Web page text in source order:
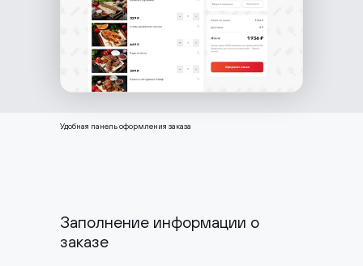
Удобная панель оформления заказа
Заполнение информации о
заказе